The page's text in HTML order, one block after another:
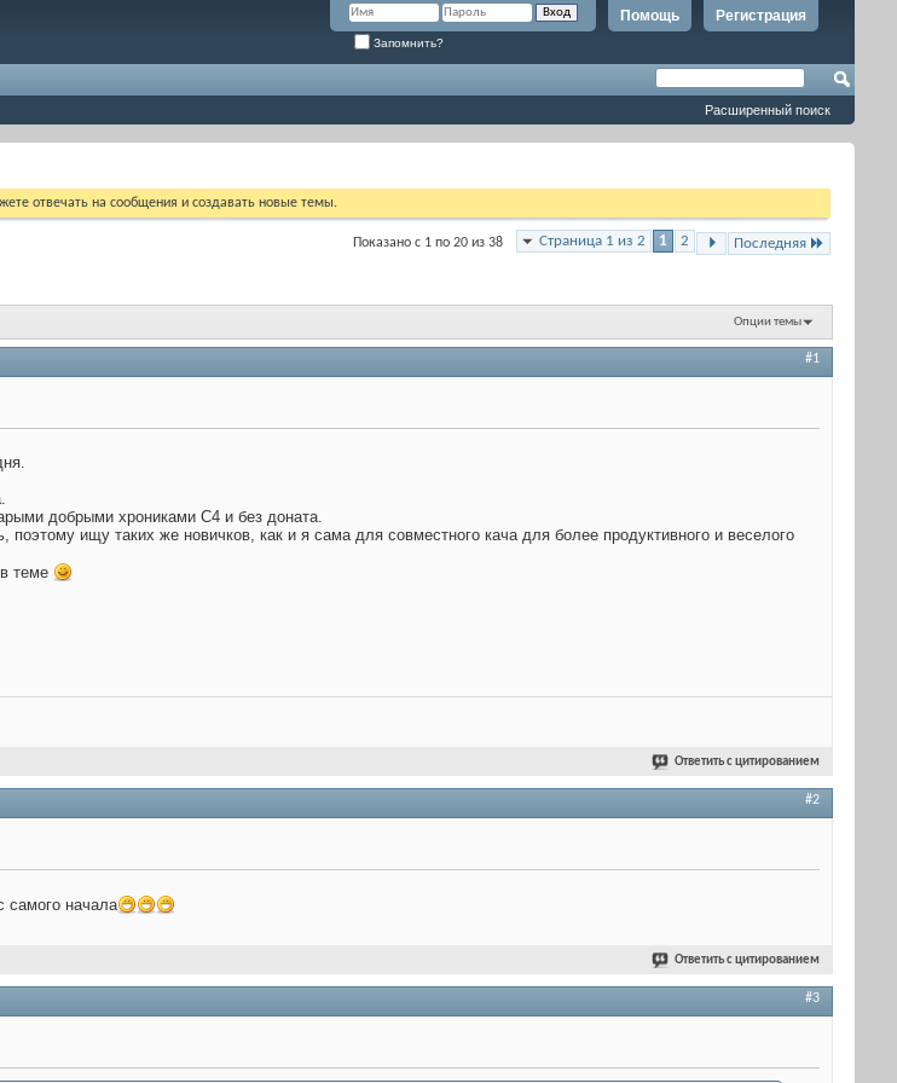
Регистрация
Помощь
Запомнить?
Расширенный поиск
отвечать на сообщения и создавать новые темы.
Страница 1 из 2 1 2 Последняя
Показано с 1 по 20 из 38
Опции темы
#1
добрыми хрониками С4 и без доната.
ищу таких же новичков, как и я сама для совместного кача для более продуктивного и веселого
теме
Ответить с цитированием
#2
самого начала
Ответить с цитированием
#3